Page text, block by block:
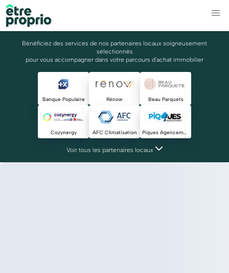
Bénéficiez des services de nos partenaires locaux soigneusement
sélectionnés
pour vous accompagner dans votre parcours d'achat immobilier
Banque Populaire Rénow Beau Parquets
Cozynergy AFC Climatisation Piques Agencement
Voir tous les partenaires locaux